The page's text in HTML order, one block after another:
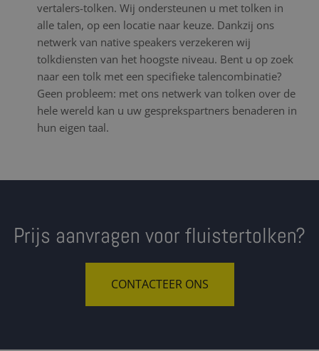
vertalers-tolken. Wij ondersteunen u met tolken in
alle talen, op een locatie naar keuze. Dankzij ons
netwerk van native speakers verzekeren wij
tolkdiensten van het hoogste niveau. Bent u op zoek
naar een tolk met een specifieke talencombinatie?
Geen probleem: met ons netwerk van tolken over de
hele wereld kan u uw gesprekspartners benaderen in
hun eigen taal.
Prijs aanvragen voor fluistertolken?
CONTACTEER ONS